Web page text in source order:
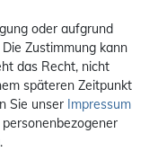
oder aufgrund
Zustimmung kann
das Recht, nicht
späteren Zeitpunkt
Sie unser Impressum
.